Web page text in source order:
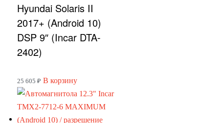
Hyundai Solaris II
2017+ (Android 10)
DSP 9″ (Incar DTA-
2402)
25 605 ₽ В корзину